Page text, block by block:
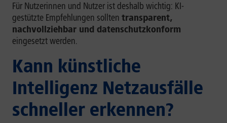
Für Nutzerinnen und Nutzer ist deshalb wichtig: KI-
gestützte Empfehlungen sollten transparent,
nachvollziehbar und datenschutzkonform
eingesetzt werden.
Kann künstliche
Intelligenz Netzausfälle
schneller erkennen?